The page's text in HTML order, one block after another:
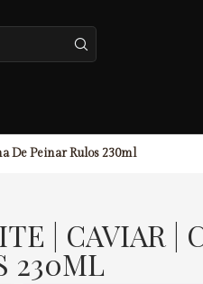
De Peinar Rulos 230ml
| CAVIAR |
230ML